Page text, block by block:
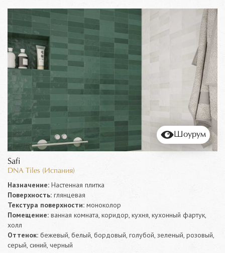
Шоурум
Safi
DNA Tiles (Испания)
Назначение: Настенная плитка
Поверхность: глянцевая
Текстура поверхности: моноколор
Помещение: ванная комната, коридор, кухня, кухонный фартук,
холл
Оттенок: бежевый, белый, бордовый, голубой, зеленый, розовый,
серый, синий, черный